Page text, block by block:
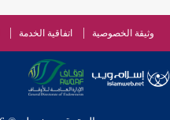
وثيقة الخصوصية اتفاقية الخدمة